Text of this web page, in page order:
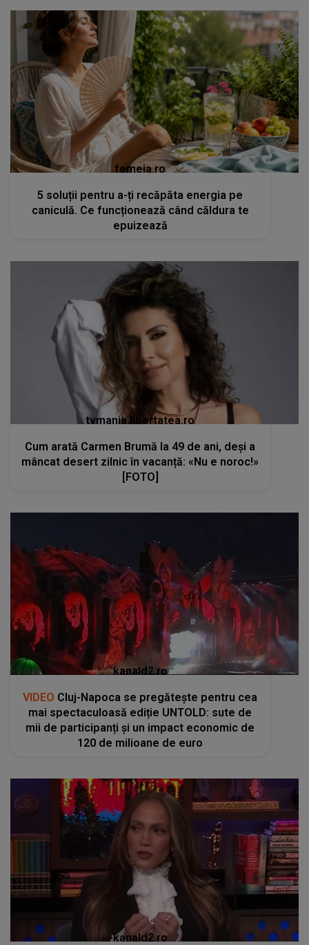
femeia.ro
5 soluții pentru a-ți recăpăta energia pe
caniculă. Ce funcționează când căldura te
epuizează
tvmania.libertatea.ro
Cum arată Carmen Brumă la 49 de ani, deși a
mâncat desert zilnic în vacanță: «Nu e noroc!»
[FOTO]
kanald2.ro
VIDEO Cluj-Napoca se pregătește pentru cea
mai spectaculoasă ediție UNTOLD: sute de
mii de participanți și un impact economic de
120 de milioane de euro
kanald2.ro